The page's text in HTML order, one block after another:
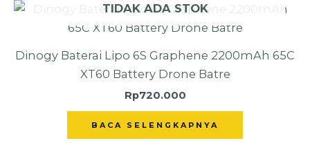
TIDAK ADA STOK
Dinogy Baterai Lipo 6S Graphene 2200mAh 65C
XT60 Battery Drone Batre
Rp720.000
BACA SELENGKAPNYA